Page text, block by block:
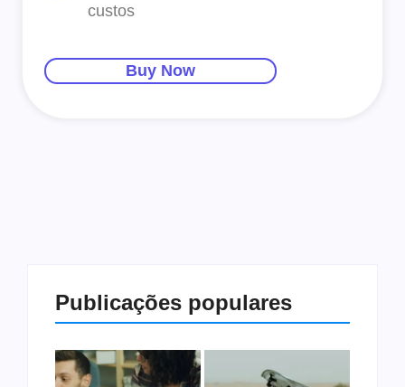
custos
Buy Now
Publicações populares